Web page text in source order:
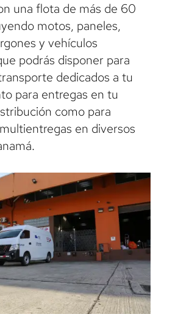
una flota de más de 60
motos, paneles,
y vehículos
podrás disponer para
dedicados a tu
para entregas en tu
como para
en diversos